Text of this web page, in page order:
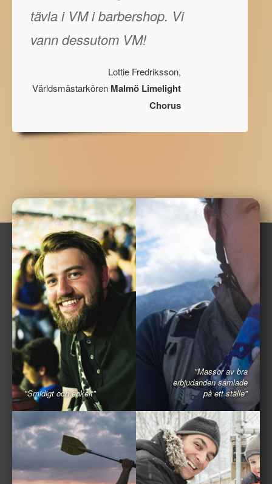
tävla i VM i barbershop. Vi
vann dessutom VM!
Lottie Fredriksson,
Världsmästarkören Malmö Limelight
Chorus
"Smidigt och enkelt"
"Massor av bra
erbjudanden samlade
på ett ställe"